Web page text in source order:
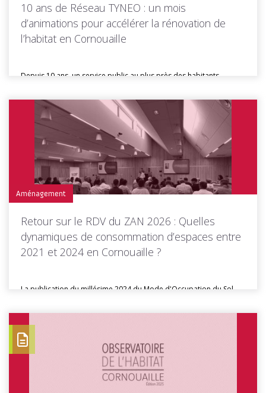
10 ans de Réseau TYNEO : un mois
d’animations pour accélérer la rénovation de
l’habitat en Cornouaille
Depuis 10 ans, un service public au plus près des habitants
Toutes les actus de cette rubrique LIRE LA SUITE
Aménagement
Retour sur le RDV du ZAN 2026 : Quelles
dynamiques de consommation d’espaces entre
2021 et 2024 en Cornouaille ?
La publication du millésime 2024 du Mode d'Occupation du Sol
Toutes les actus de cette rubrique